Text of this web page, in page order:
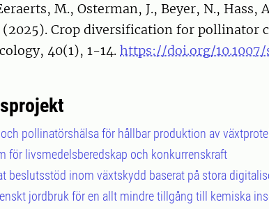
M., Osterman, J., Beyer, N., Hass,
(2025). Crop diversification for pollinator
40(1), 1-14. https://doi.org/
pollinatörshälsa för hållbar produktion av
för livsmedelsberedskap och konkurrenskraft
beslutsstöd inom växtskydd baserat på stora
jordbruk för en allt mindre tillgång till kemiska